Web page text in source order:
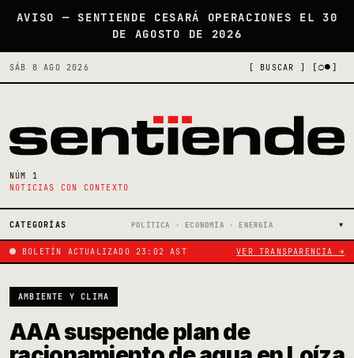
AVISO — SENTIENDE CESARÁ OPERACIONES EL 30
DE AGOSTO DE 2026
SÁB 8 AGO 2026 [ BUSCAR ] [○●]
NÚM 1
NOTICIAS CON CONTEXTO
CATEGORÍAS POLÍTICA · ECONOMÍA · ENERGÍA
BOLETÍN ACTUALIZADO 23:02 AST VER TRANSPARENCIA →
AMBIENTE Y CLIMA
AAA suspende plan de